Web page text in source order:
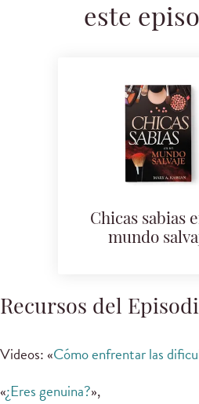
este
Chicas sabias
mundo
Recursos del
Videos: «Cómo enfrentar las
«¿Eres genuina?»,